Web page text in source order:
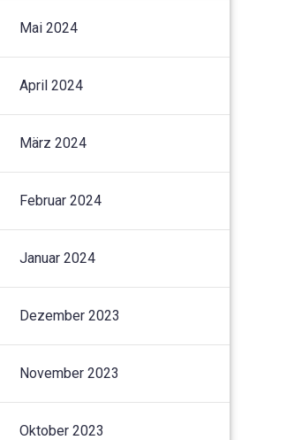
Mai 2024
April 2024
März 2024
Februar 2024
Januar 2024
Dezember 2023
November 2023
Oktober 2023